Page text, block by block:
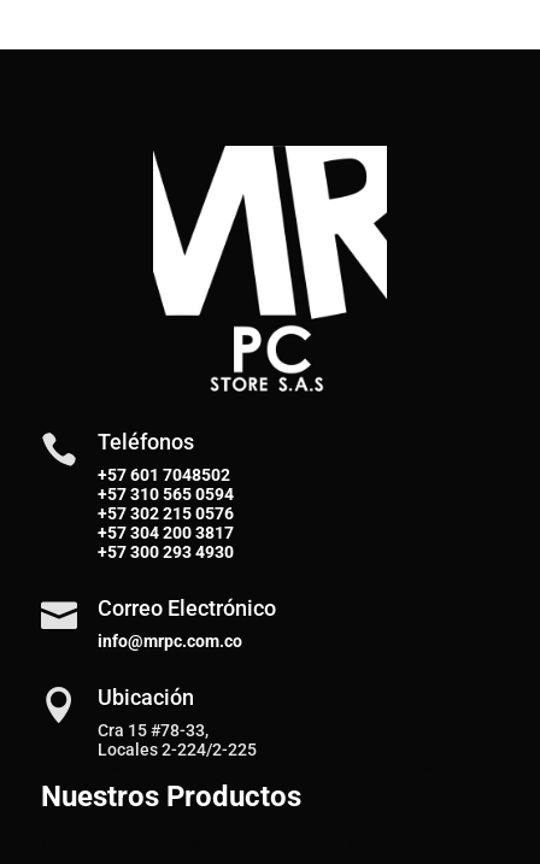
 Teléfonos
+57 601 7048502
+57310 565 0594
+57302 215 0576
+57304 200 3817
+57300 293 4930
 Correo Electrónico
info@mrpc.com.co
 Ubicación
Cra 15 #78-33,
Locales 2-224/2-225
Nuestros Productos